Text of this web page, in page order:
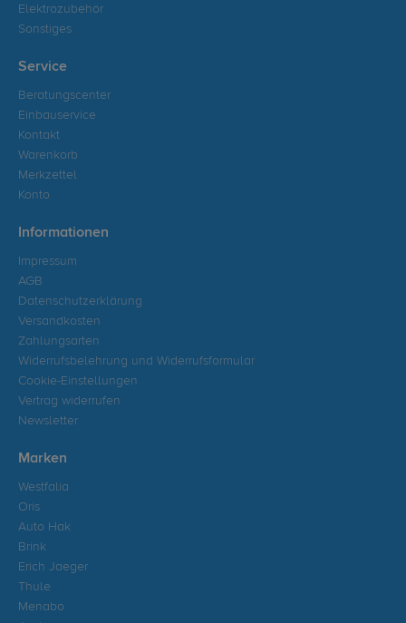
Elektrozubehör
Sonstiges
Service
Beratungscenter
Einbauservice
Kontakt
Warenkorb
Merkzettel
Konto
Informationen
Impressum
AGB
Datenschutzerklärung
Versandkosten
Zahlungsarten
Widerrufsbelehrung und Widerrufsformular
Cookie-Einstellungen
Vertrag widerrufen
Newsletter
Marken
Westfalia
Oris
Auto Hak
Brink
Erich Jaeger
Thule
Menabo